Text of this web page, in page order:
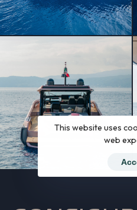
This website uses
web